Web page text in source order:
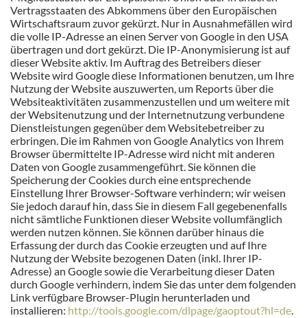
Vertragsstaaten des Abkommens über den Europäischen
Wirtschaftsraum zuvor gekürzt. Nur in Ausnahmefällen wird
die volle IP-Adresse an einen Server von Google in den USA
übertragen und dort gekürzt. Die IP-Anonymisierung ist auf
dieser Website aktiv. Im Auftrag des Betreibers dieser
Website wird Google diese Informationen benutzen, um Ihre
Nutzung der Website auszuwerten, um Reports über die
Websiteaktivitäten zusammenzustellen und um weitere mit
der Websitenutzung und der Internetnutzung verbundene
Dienstleistungen gegenüber dem Websitebetreiber zu
erbringen. Die im Rahmen von Google Analytics von Ihrem
Browser übermittelte IP-Adresse wird nicht mit anderen
Daten von Google zusammengeführt. Sie können die
Speicherung der Cookies durch eine entsprechende
Einstellung Ihrer Browser-Software verhindern; wir weisen
Sie jedoch darauf hin, dass Sie in diesem Fall gegebenenfalls
nicht sämtliche Funktionen dieser Website vollumfänglich
werden nutzen können. Sie können darüber hinaus die
Erfassung der durch das Cookie erzeugten und auf Ihre
Nutzung der Website bezogenen Daten (inkl. Ihrer IP-
Adresse) an Google sowie die Verarbeitung dieser Daten
durch Google verhindern, indem Sie das unter dem folgenden
Link verfügbare Browser-Plugin herunterladen und
installieren: http://tools.google.com/dlpage/gaoptout?hl=de.